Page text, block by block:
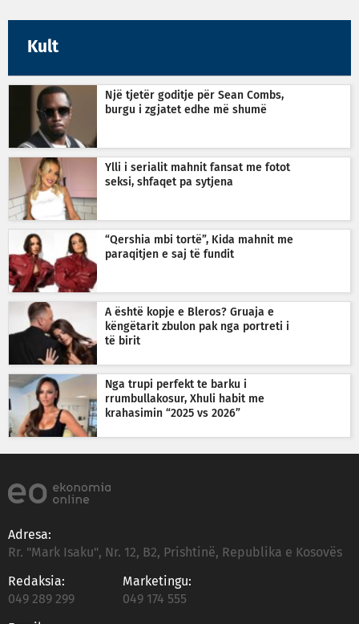
Kult
Një tjetër goditje për Sean Combs,
burgu i zgjatet edhe më shumë
Ylli i serialit mahnit fansat me fotot
seksi, shfaqet pa sytjena
“Qershia mbi tortë”, Kida mahnit me
paraqitjen e saj të fundit
A është kopje e Bleros? Gruaja e
këngëtarit zbulon pak nga portreti i
të birit
Nga trupi perfekt te barku i
rrumbullakosur, Xhuli habit me
krahasimin “2025 vs 2026”
Adresa:
Rr. "Mark Isaku", Nr. 12, B2, Prishtinë, Republika e Kosovës
Redaksia:
049 289 299
Marketingu:
049 174 555